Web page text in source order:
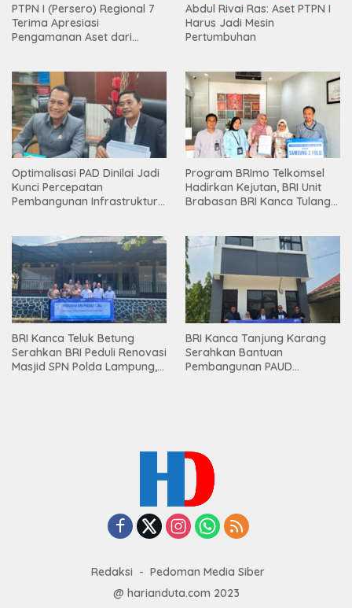
PTPN I (Persero) Regional 7
Terima Apresiasi
Pengamanan Aset dari
Abdul Rivai Ras: Aset PTPN I
Harus Jadi Mesin
Pertumbuhan
Optimalisasi PAD Dinilai Jadi
Kunci Percepatan
Pembangunan Infrastruktur
Program BRImo Telkomsel
Hadirkan Kejutan, BRI Unit
Brabasan BRI Kanca Tulang
Mesuji
BRI Kanca Teluk Betung
Serahkan BRI Peduli Renovasi
Masjid SPN Polda Lampung,
BRI Kanca Tanjung Karang
Serahkan Bantuan
Pembangunan PAUD
Redaksi
Pedoman Media Siber
@ harianduta.com 2023